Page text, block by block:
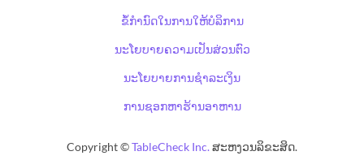
ຂໍ້ກຳນົດໃນການໃຫ້ບໍລິການ
ນະໂຍບາຍຄວາມເປັນສ່ວນຕົວ
ນະໂຍບາຍການຊຳລະເງິນ
ການຊອກຫາຮ້ານອາຫານ
Copyright ©TableCheck Inc.ສະຫງວນລິຂະສິດ.